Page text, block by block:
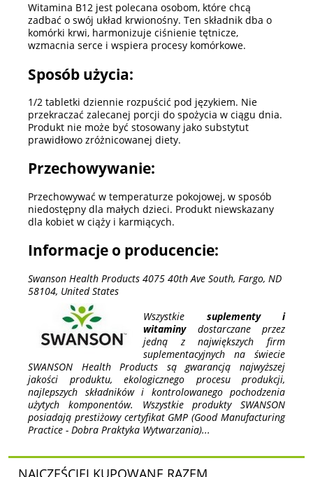
Witamina B12 jest polecana osobom, które chcą
zadbać o swój układ krwionośny. Ten składnik dba o
komórki krwi, harmonizuje ciśnienie tętnicze,
wzmacnia serce i wspiera procesy komórkowe.
Sposób użycia:
1/2 tabletki dziennie rozpuścić pod językiem. Nie
przekraczać zalecanej porcji do spożycia w ciągu dnia.
Produkt nie może być stosowany jako substytut
prawidłowo zróżnicowanej diety.
Przechowywanie:
Przechowywać w temperaturze pokojowej, w sposób
niedostępny dla małych dzieci. Produkt niewskazany
dla kobiet w ciąży i karmiących.
Informacje o producencie:
Swanson Health Products 4075 40th Ave South, Fargo, ND
58104, United States
Wszystkie suplementy i
witaminydostarczane przez
jedną z największych firm
suplementacyjnych na świecie
SWANSON Health Products są gwarancją najwyższej
jakości produktu, ekologicznego procesu produkcji,
najlepszych składników i kontrolowanego pochodzenia
użytych komponentów. Wszystkie produkty SWANSON
posiadają prestiżowy certyfikat GMP (Good Manufacturing
Practice - Dobra Praktyka Wytwarzania)...
NAJCZĘŚCIEJ KUPOWANE RAZEM